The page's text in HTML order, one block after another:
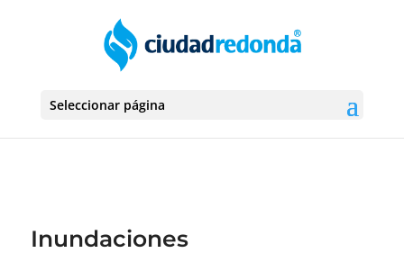
Seleccionar página
Inundaciones